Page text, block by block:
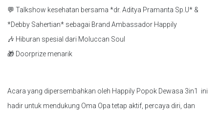
💬 Talkshow kesehatan bersama *dr. Aditya Pramanta Sp.U* &
*Debby Sahertian* sebagai Brand Ambassador Happily
🎶 Hiburan spesial dari Moluccan Soul
🎁 Doorprize menarik
Acara yang dipersembahkan oleh Happily Popok Dewasa 3in1 ini
hadir untuk mendukung Oma Opa tetap aktif, percaya diri, dan